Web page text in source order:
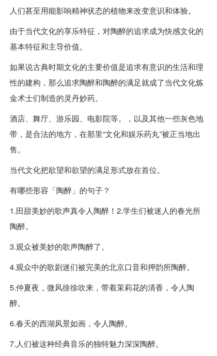
人们甚至用能影响精神状态的植物来改变意识和体验。
由于当代文化的享乐特征，对陶醉的追求成为快感文化的
基本特征和主导价值。
如果说古典时期文化的主要价值是追求有意识的生活和理
性的建构，那么追求陶醉和陶醉的满足就成了当代文化炼
金术士们制造的灵丹妙药。
酒店、舞厅、游乐园、电影院等。，以及其他一些灰色地
带，是合法的地方，在那里“文化和娱乐药丸”被正当地出
售。
当代文化把欲望和欲望的满足形式放在首位。
有哪些形容「陶醉」的句子？
1.田甜美妙的歌声真令人陶醉！2.学生们被迷人的春光所
陶醉。
3.观众被美妙的歌声陶醉了。
4.观众中的歌剧迷们被完美的北京口音和押韵所陶醉。
5.仲夏夜，微风徐徐吹来，带着茉莉花的清香，令人陶
醉。
6.春天的西湖风景如画，令人陶醉。
7.人们被这种经典音乐的独特魅力深深陶醉。